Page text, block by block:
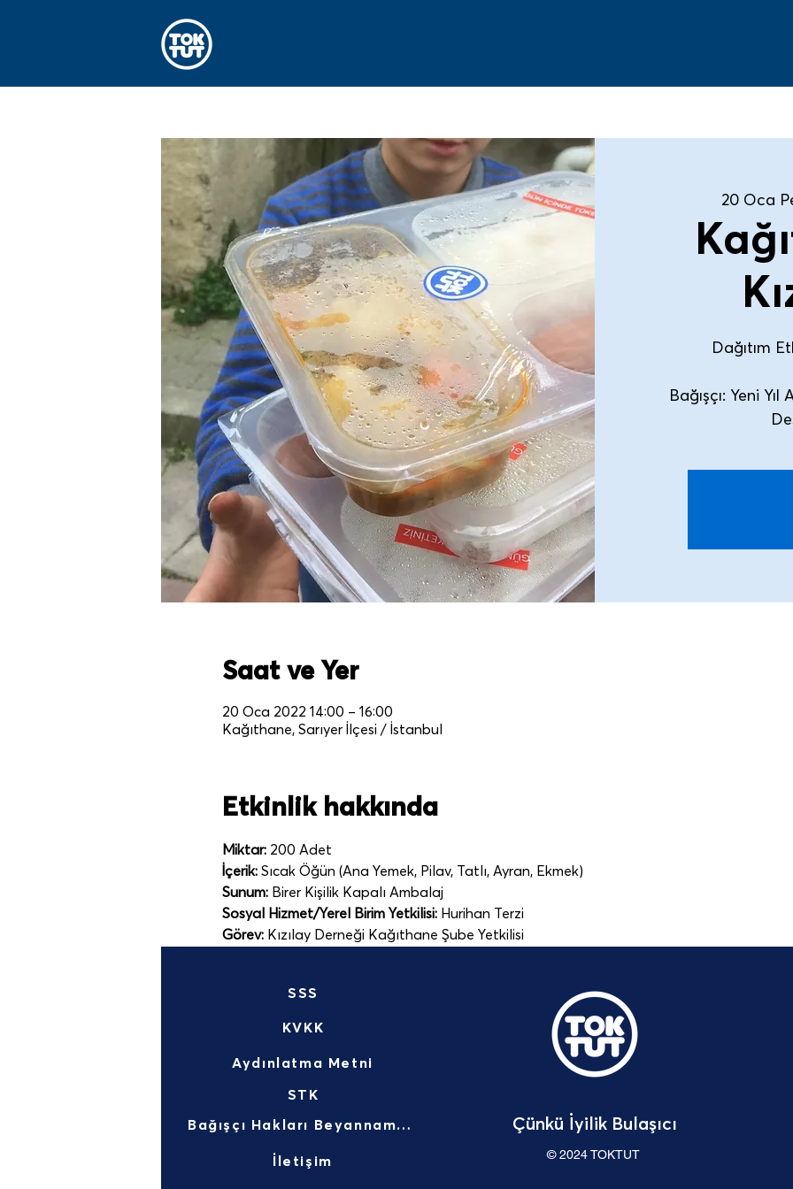
20 Oca
Dağıtım
Bağışçı: Yeni Yıl
Saat ve Yer
20 Oca 2022 14:00 – 16:00
Kağıthane, Sarıyer İlçesi / İstanbul
Etkinlik hakkında
Miktar: 200 Adet
İçerik: Sıcak Öğün (Ana Yemek, Pilav, Tatlı, Ayran, Ekmek)
Sunum: Birer Kişilik Kapalı Ambalaj
Sosyal Hizmet/Yerel Birim Yetkilisi: Hurihan Terzi
Görev: Kızılay Derneği Kağıthane Şube Yetkilisi
SSS
KVKK
STK
Bağışçı Hakları Beyannamesi
Aydınlatma Metni
İletişim
Çünkü İyilik Bulaşıcı
© 2024 TOKTUT